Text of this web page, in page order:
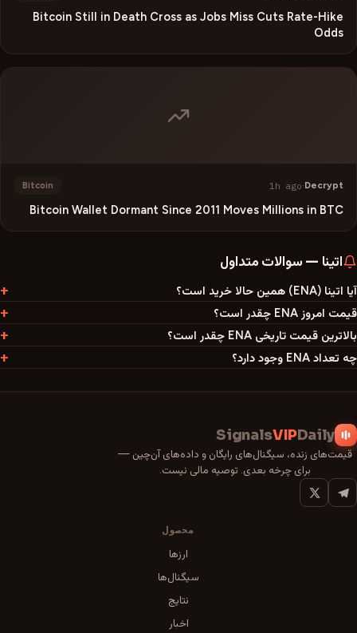
Bitcoin Still in Death Cross as Jobs Miss Cuts Rate-Hike
Odds
Decrypt
·
1h ago
Bitcoin
Bitcoin Wallet Dormant Since 2011 Moves Millions in BTC
اتینا — سوالات متداول
آیا اتینا (ENA) همین حالا خرید است؟
قیمت امروز ENA چقدر است؟
بالاترین قیمت تاریخی ENA چقدر است؟
چه تعداد ENA وجود دارد؟
Daily
VIP
Signals
قیمت‌های زنده، سیگنال‌های رایگان و داده‌های آن‌چین —
برای چرخه بعدی. توصیه مالی نیست.
محصول
ارزها
سیگنال‌ها
نتایج
اخبار